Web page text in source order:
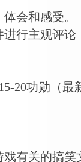
会和感受。
行主观评论
20功勋（最
有关的搞笑